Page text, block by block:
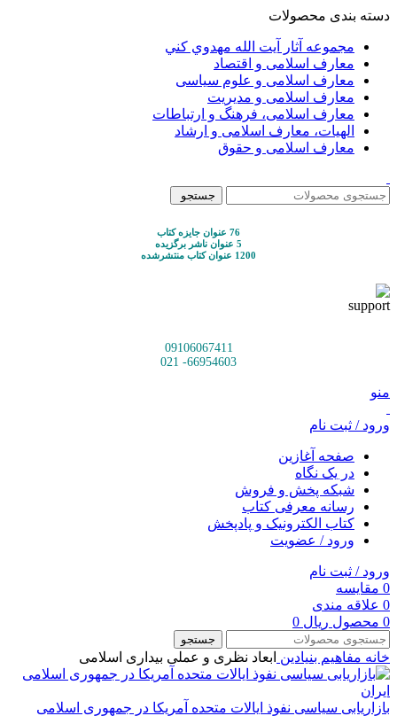
دسته بندی محصولات
مجموعه آثار آيت الله مهدوي كني
معارف اسلامی و اقتصاد
معارف اسلامی و علوم سیاسی
معارف اسلامی و مدیریت
معارف اسلامی، فرهنگ و ارتباطات
الهیات، معارف اسلامی و ارشاد
معارف اسلامی و حقوق
جستجو
76 عنوان جایزه کتاب
5 عنوان ناشر برگزیده
1200 عنوان کتاب منتشرشده
09106067411
66954603- 021
منو
ورود / ثبت نام
صفحه آغازین
در یک نگاه
شبکه پخش و فروش
رسانه معرفی کتاب
کتاب الکترونیک و پادپخش
ورود / عضویت
ورود / ثبت نام
0 مقایسه
0 علاقه مندی
0 محصول ریال
جستجو
خانه مفاهيم بنيادين ابعاد نظری و عملی بیداری اسلامی
بازاریابی سیاسی نفوذ ایالات متحده آمریکا در جمهوری اسلامی